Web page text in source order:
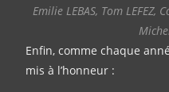
Emilie LEBAS, Tom LEFEZ,
Enfin, comme chaque
mis à l’honneur :